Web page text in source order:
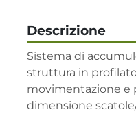
Descrizione
Sistema di
struttura in
movimentazione e
dimensione